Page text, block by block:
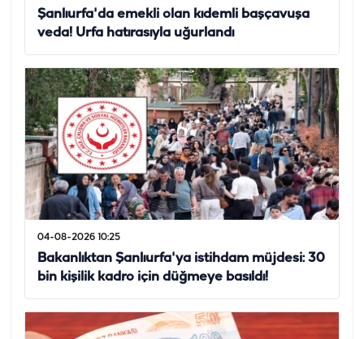
Şanlıurfa'da emekli olan kıdemli başçavuşa
veda! Urfa hatırasıyla uğurlandı
04-08-2026 10:25
Bakanlıktan Şanlıurfa'ya istihdam müjdesi: 30
bin kişilik kadro için düğmeye basıldı!